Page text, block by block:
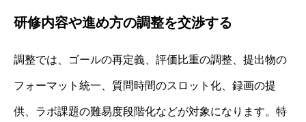
研修内容や進め方の調整を交渉する
調整では、ゴールの再定義、評価比重の調整、提出物の
フォーマット統一、質問時間のスロット化、録画の提
供、ラボ課題の難易度段階化などが対象になります。特